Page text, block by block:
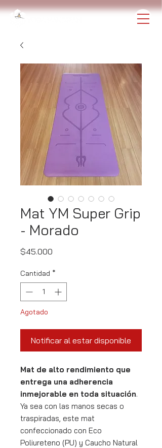
Mat YM Super Grip
- Morado
$45.000
Cantidad *
Agotado
Notificar al estar disponible
Mat de alto rendimiento que
entrega una adherencia
inmejorable en toda situación.
Ya sea con las manos secas o
traspiradas, este mat
confeccionado con Eco
Poliureteno (PU) y Caucho Natural